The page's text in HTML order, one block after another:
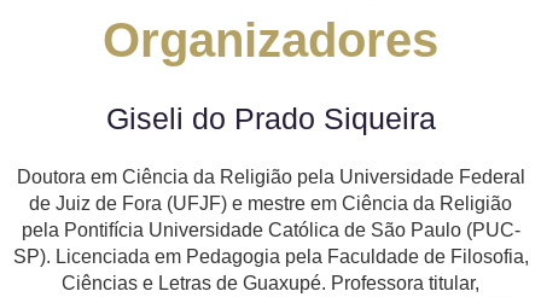
Organizadores
Giseli do Prado Siqueira
Doutora em Ciência da Religião pela Universidade Federal
de Juiz de Fora (UFJF) e mestre em Ciência da Religião
pela Pontifícia Universidade Católica de São Paulo (PUC-
SP). Licenciada em Pedagogia pela Faculdade de Filosofia,
Ciências e Letras de Guaxupé. Professora titular,